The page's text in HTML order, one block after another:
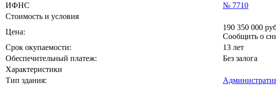
ИФНС
№ 7710
Стоимость и условия
Цена:
190 350 000
Сообщить о
Срок окупаемости:
13 лет
Обеспечительный платеж:
Без залога
Характеристики
Тип здания: